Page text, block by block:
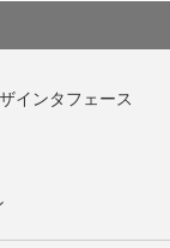
インタフェース